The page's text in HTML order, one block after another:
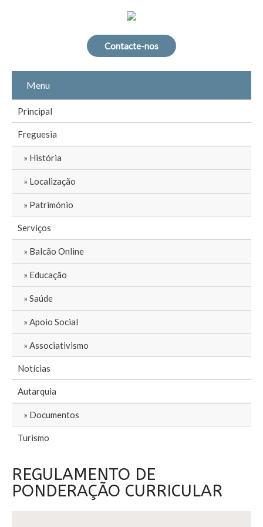
Contacte-nos
Menu
Principal
Freguesia
História
Localização
Património
Serviços
Balcão Online
Educação
Saúde
Apoio Social
Associativismo
Notícias
Autarquia
Documentos
Turismo
REGULAMENTO DE
PONDERAÇÃO CURRICULAR